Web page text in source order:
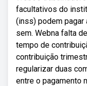
facultativos do
(inss) podem pagar
sem. Webna falta
tempo de
contribuição
regularizar duas
entre o pagamento